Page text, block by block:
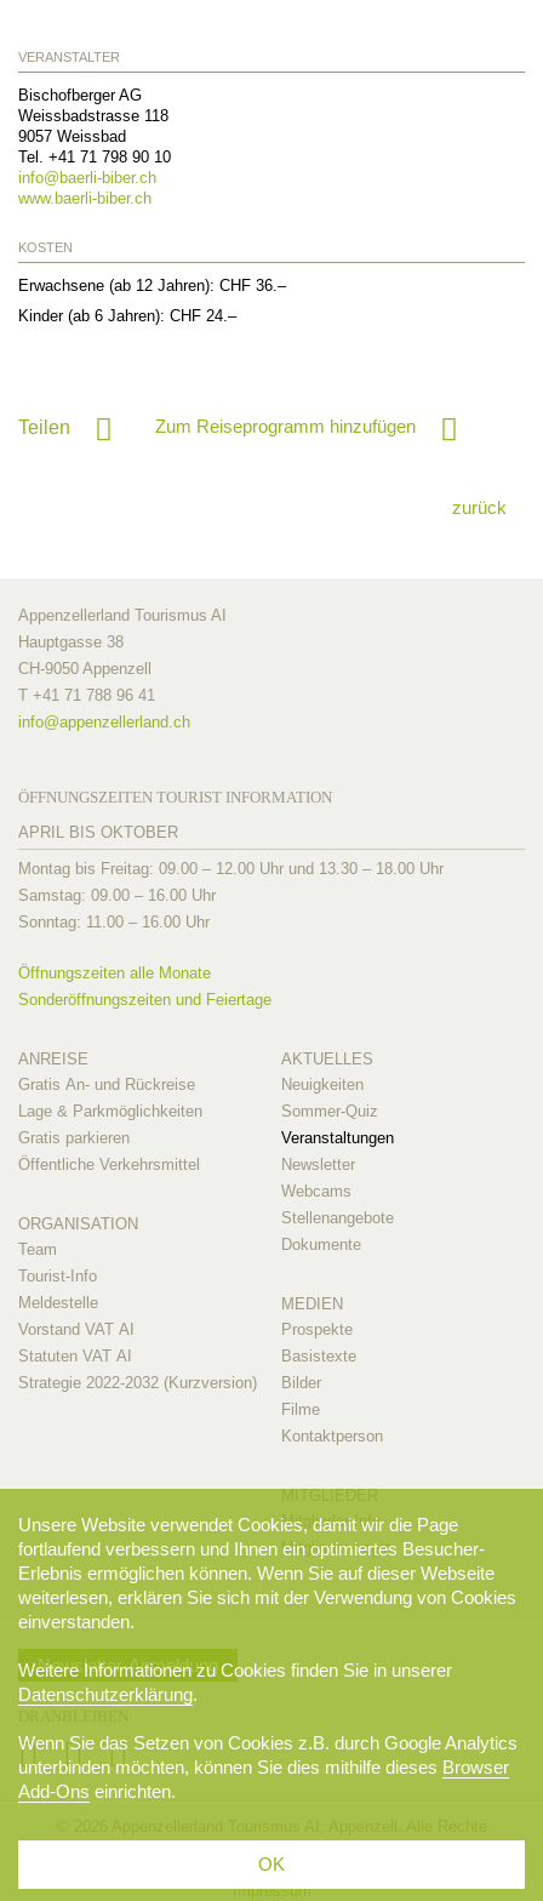
VERANSTALTER
Bischofberger AG
Weissbadstrasse 118
9057 Weissbad
Tel. +41 71 798 90 10
info@ baerli-biber.ch
www.baerli-biber.ch
KOSTEN
Erwachsene (ab 12 Jahren): CHF 36.–
Kinder (ab 6 Jahren): CHF 24.–
Teilen Zum Reiseprogramm hinzufügen
zurück
Appenzellerland Tourismus AI
Hauptgasse 38
CH-9050 Appenzell
T +41 71 788 96 41
info@appenzellerland.ch
ÖFFNUNGSZEITEN TOURIST INFORMATION
APRIL BIS OKTOBER
Montag bis Freitag: 09.00 – 12.00 Uhr und 13.30 – 18.00 Uhr
Samstag: 09.00 – 16.00 Uhr
Sonntag: 11.00 – 16.00 Uhr
Öffnungszeiten alle Monate
Sonderöffnungszeiten und Feiertage
ANREISE
Gratis An- und Rückreise
Lage & Parkmöglichkeiten
Gratis parkieren
Öffentliche Verkehrsmittel
ORGANISATION
Team
Tourist-Info
Meldestelle
Vorstand VAT AI
Statuten VAT AI
Strategie 2022-2032 (Kurzversion)
AKTUELLES
Neuigkeiten
Sommer-Quiz
Veranstaltungen
Newsletter
Webcams
Stellenangebote
Dokumente
MEDIEN
Prospekte
Basistexte
Bilder
Filme
Kontaktperson
Mitglieder-Info
Mitglieder-Login
Newsletter-Anmeldung
Datenschutzerklärung
Impressum
Unsere Website verwendet Cookies, damit wir die Page
fortlaufend verbessern und Ihnen ein optimiertes Besucher-
Erlebnis ermöglichen können. Wenn Sie auf dieser Webseite
weiterlesen, erklären Sie sich mit der Verwendung von Cookies
einverstanden.
Weitere Informationen zu Cookies finden Sie in unserer
Datenschutzerklärung.
Wenn Sie das Setzen von Cookies z.B. durch Google Analytics
unterbinden möchten, können Sie dies mithilfe dieses Browser
Add-Ons einrichten.
OK